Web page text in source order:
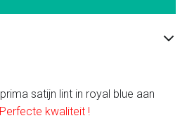
prima satijn lint in royal blue aan
Perfecte kwaliteit !